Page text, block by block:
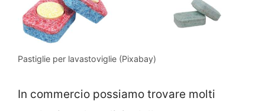
Pastiglie per lavastoviglie (Pixabay)
In commercio possiamo trovare molti